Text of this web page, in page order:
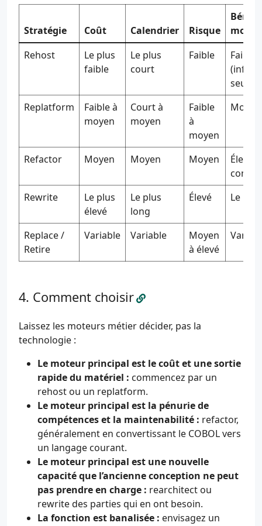
Stratégie Coût Calendrier Risque
Rehost
Le plus
faible
Le plus
court
Faible
Faible
seule)
Replatform
Faible à
moyen
Court à
moyen
Faible
à
moyen
Moyen
Refactor Moyen Moyen Moyen
Élevé
Rewrite
Le plus
élevé
Le plus
long
Élevé Le
Replace /
Retire
Variable Variable
Moyen
à élevé
Comment choisir
Laissez les moteurs métier décider, pas la
technologie :
Le moteur principal est le coût et une sortie
rapide du matériel : commencez par un
rehost ou un replatform.
Le moteur principal est la pénurie de
compétences et la maintenabilité : refactor,
généralement en convertissant le COBOL vers
un langage courant.
Le moteur principal est une nouvelle
capacité que l’ancienne conception ne peut
pas prendre en charge : rearchitect ou
rewrite des parties qui en ont besoin.
La fonction est banalisée : envisagez un